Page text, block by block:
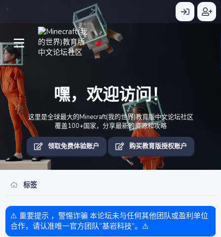
嘿，欢迎访问！
这里是全球最大的Minecraft(我的世界)教育版中文论坛社区
覆盖100+国家，分享最新的资源和攻略
领取免费体验账户 购买教育版授权账户
标签
⚠️ 重要提示 ，警惕诈骗 本论坛未与任何其他团队或盈利单位
合作，请认准唯一官方团队“基岩科技”。⚠️